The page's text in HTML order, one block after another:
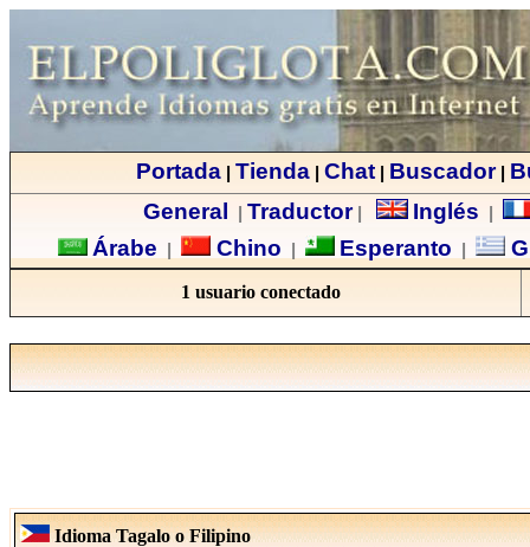
Portada Tienda Chat Buscador|
General
Traductor| Inglés
Árabe Chino Esperanto
1 usuario conectado
Idioma Tagalo o Filipino